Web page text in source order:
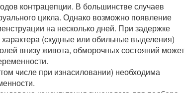
контрацепции. В большинстве случаев
цикла. Однако возможно появление
на несколько дней. При задержке
(скудные или обильные выделения)
внизу живота, обморочных состояний может
числе при изнасиловании) необходима